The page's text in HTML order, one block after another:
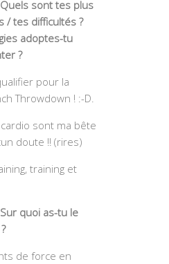
Quels sont tes plus
/ tes difficultés ?
adoptes-tu
?
pour la
Throwdown ! :-D.
sont ma bête
doute !! (rires)
training et
quoi as-tu le
de force en